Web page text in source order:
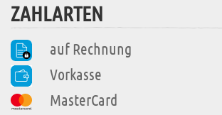
ZAHLARTEN
auf Rechnung
Vorkasse
MasterCard